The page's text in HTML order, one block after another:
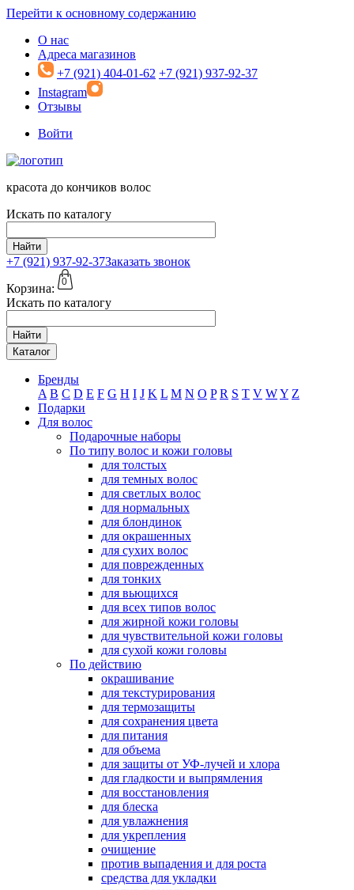
Перейти к основному содержанию
О нас
Адреса магазинов
+7 (921) 404-01-62 +7 (921) 937-92-37
Instagram
Отзывы
Войти
красота до кончиков волос
Искать по каталогу
Найти
+7 (921) 937-92-37Заказать звонок
Корзина:
0
Искать по каталогу
Найти
Каталог
Бренды
A B C D E F G H I J K L M N O P R S T V WY Z
Подарки
Для волос
Подарочные наборы
По типу волос и кожи головы
для толстых
для темных волос
для светлых волос
для нормальных
для блондинок
для окрашенных
для сухих волос
для поврежденных
для тонких
для вьющихся
для всех типов волос
для жирной кожи головы
для чувствительной кожи головы
для сухой кожи головы
По действию
окрашивание
для текстурирования
для термозащиты
для сохранения цвета
для питания
для объема
для защиты от УФ-лучей и хлора
для гладкости и выпрямления
для восстановления
для блеска
для увлажнения
для укрепления
очищение
против выпадения и для роста
средства для укладки